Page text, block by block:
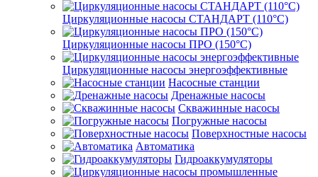
Циркуляционные насосы СТАНДАРТ (110°C)
Циркуляционные насосы ПРО (150°C)
Циркуляционные насосы энергоэффективные
Насосные станции
Дренажные насосы
Скважинные насосы
Погружные насосы
Поверхностные насосы
Автоматика
Гидроаккумуляторы